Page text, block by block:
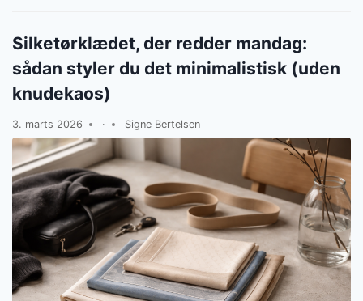
Silketørklædet, der redder mandag:
sådan styler du det minimalistisk (uden
knudekaos)
3. marts 2026 · Signe Bertelsen